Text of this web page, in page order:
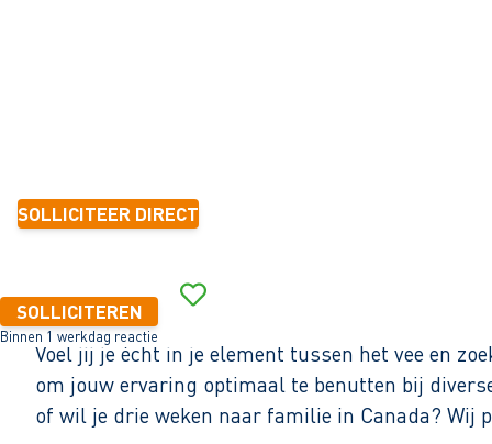
SOLLICITEER DIRECT
SOLLICITEREN
Binnen 1 werkdag reactie
Voel jij je écht in je element tussen het vee en
om jouw ervaring optimaal te benutten bij
of wil je drie weken naar familie in Canada? Wij